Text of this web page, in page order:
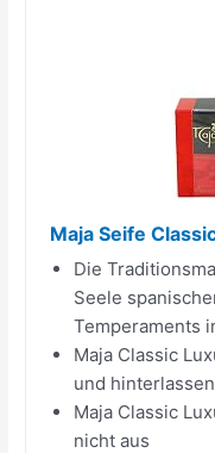
Maja Seife
Die
Seele
Temperaments
Maja Classic
und
Maja Classic
nicht aus